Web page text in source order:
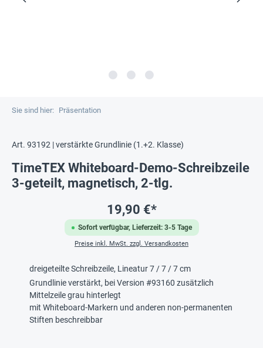
Sie sind hier: Präsentation
Art. 93192 | verstärkte Grundlinie (1.+2. Klasse)
TimeTEX Whiteboard-Demo-Schreibzeile
3-geteilt, magnetisch, 2-tlg.
Sofort verfügbar, Lieferzeit: 3-5 Tage
19,90 €*
Preise inkl. MwSt. zzgl. Versandkosten
dreigeteilte Schreibzeile, Lineatur 7 / 7 / 7 cm
Grundlinie verstärkt, bei Version #93160 zusätzlich
Mittelzeile grau hinterlegt
mit Whiteboard-Markern und anderen non-permanenten
Stiften beschreibbar